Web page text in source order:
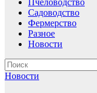
Пчеловодство
Садоводство
Фермерство
Разное
Новости
Новости